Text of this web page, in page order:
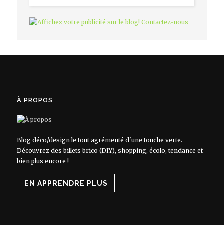
À PROPOS
Blog déco/design le tout agrémenté d'une touche verte.
Découvrez des billets brico (DIY), shopping, écolo, tendance et
bien plus encore !
EN APPRENDRE PLUS